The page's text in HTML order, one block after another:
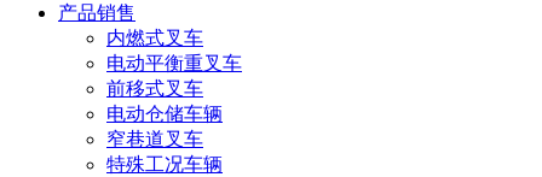
产品销售
内燃式叉车
电动平衡重叉车
前移式叉车
电动仓储车辆
窄巷道叉车
特殊工况车辆